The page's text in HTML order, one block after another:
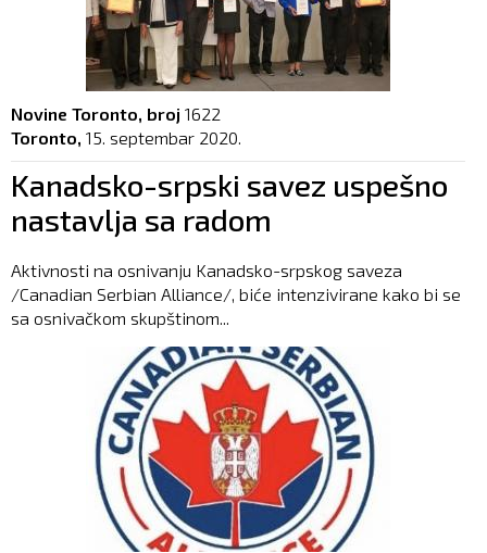
Novine Toronto, broj 1622
Toronto, 15. septembar 2020.
Kanadsko-srpski savez uspešno
nastavlja sa radom
Aktivnosti na osnivanju Kanadsko-srpskog saveza
/Canadian Serbian Alliance/, biće intenzivirane kako bi se
sa osnivačkom skupštinom...